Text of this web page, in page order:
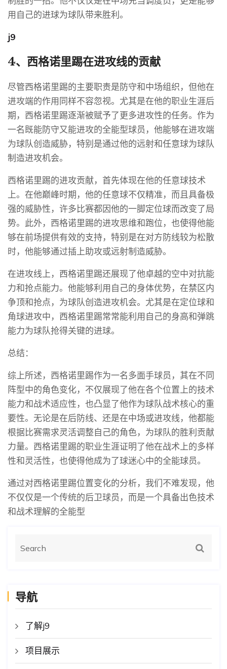
用自己的进球为球队带来胜利。
j9
4、西格诺里踢在进攻线的贡献
尽管西格诺里踢的主要职责是防守和中场组织，但他在
进攻端的作用同样不容忽视。尤其是在他的职业生涯后
期，西格诺里踢逐渐被赋予了更多进攻性的任务。作为
一名既能防守又能进攻的全能型球员，他能够在进攻端
为球队创造威胁，特别是通过他的远射和任意球为球队
制造进攻机会。
西格诺里踢的进攻贡献，首先体现在他的任意球技术
上。在他巅峰时期，他的任意球不仅精准，而且具备极
强的威胁性，许多比赛都因他的一脚定位球而改变了局
势。此外，西格诺里踢的进攻思维和跑位，也使得他能
够在前场提供有效的支持，特别是在对方防线较为松散
时，他能够通过插上助攻或远射制造威胁。
在进攻线上，西格诺里踢还展现了他卓越的空中对抗能
力和抢点能力。他能够利用自己的身体优势，在禁区内
争顶和抢点，为球队创造进攻机会。尤其是在定位球和
角球进攻中，西格诺里踢常常能利用自己的身高和弹跳
能力为球队抢得关键的进球。
总结：
综上所述，西格诺里踢作为一名多面手球员，其在不同
阵型中的角色变化，不仅展现了他在各个位置上的技术
能力和战术适应性，也凸显了他作为球队战术核心的重
要性。无论是在后防线、还是在中场或进攻线，他都能
根据比赛需求灵活调整自己的角色，为球队的胜利贡献
力量。西格诺里踢的职业生涯证明了他在战术上的多样
性和灵活性，也使得他成为了球迷心中的全能球员。
通过对西格诺里踢位置变化的分析，我们不难发现，他
不仅仅是一个传统的后卫球员，而是一个具备出色技术
和战术理解的全能型
导航
了解j9
项目展示